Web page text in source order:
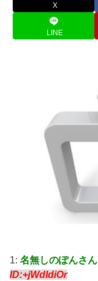
X
LINE
1: 名無しのぽんさん
ID:+jWdIdiOr